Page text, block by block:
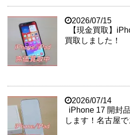
2026/07/15
【現金買取】
買取しました！
2026/07/14
iPhone 17 開封
します！名古屋